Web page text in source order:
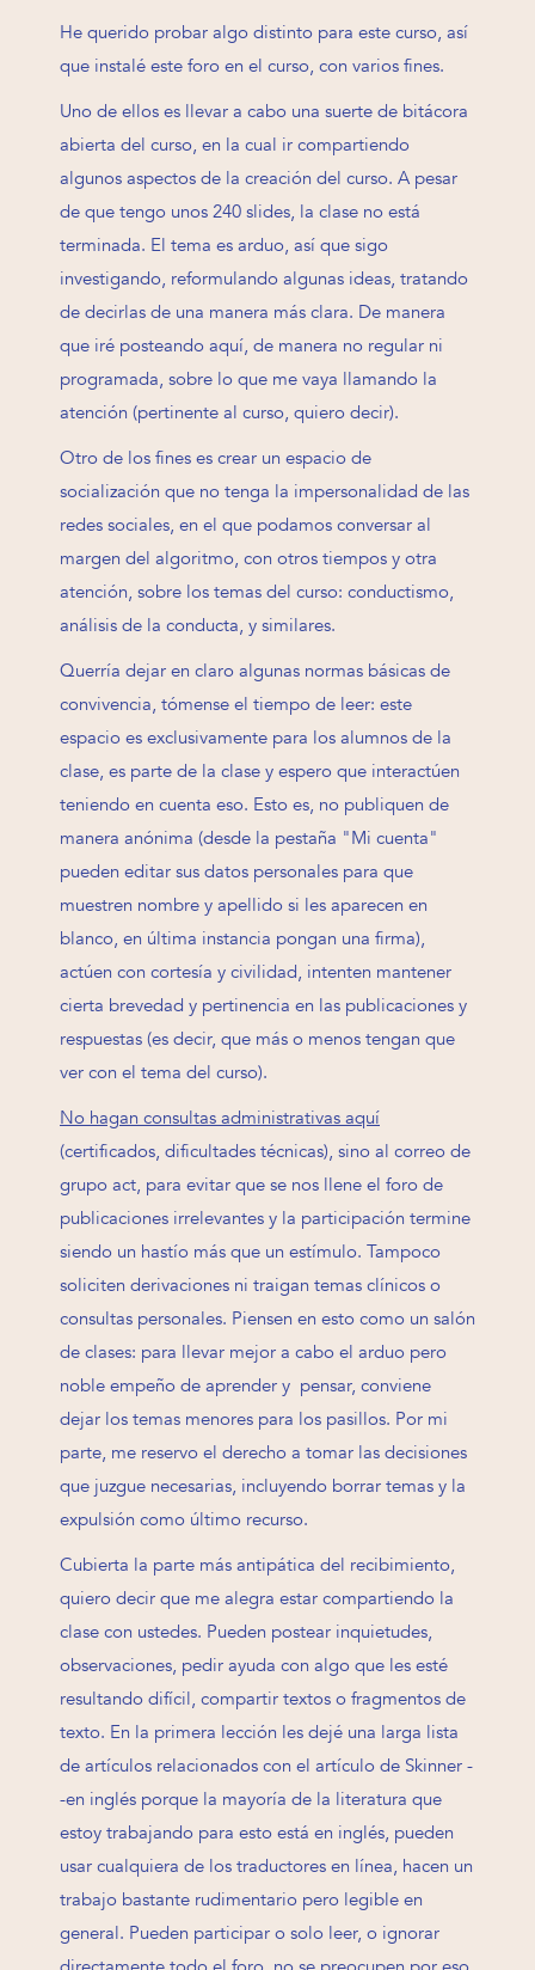
He querido probar algo distinto para este curso, así
que instalé este foro en el curso, con varios fines.
Uno de ellos es llevar a cabo una suerte de bitácora
abierta del curso, en la cual ir compartiendo
algunos aspectos de la creación del curso. A pesar
de que tengo unos 240 slides, la clase no está
terminada. El tema es arduo, así que sigo
investigando, reformulando algunas ideas, tratando
de decirlas de una manera más clara. De manera
que iré posteando aquí, de manera no regular ni
programada, sobre lo que me vaya llamando la
atención (pertinente al curso, quiero decir).
Otro de los fines es crear un espacio de
socialización que no tenga la impersonalidad de las
redes sociales, en el que podamos conversar al
margen del algoritmo, con otros tiempos y otra
atención, sobre los temas del curso: conductismo,
análisis de la conducta, y similares.
Querría dejar en claro algunas normas básicas de
convivencia, tómense el tiempo de leer: este
espacio es exclusivamente para los alumnos de la
clase, es parte de la clase y espero que interactúen
teniendo en cuenta eso. Esto es, no publiquen de
manera anónima (desde la pestaña "Mi cuenta"
pueden editar sus datos personales para que
muestren nombre y apellido si les aparecen en
blanco, en última instancia pongan una firma),
actúen con cortesía y civilidad, intenten mantener
cierta brevedad y pertinencia en las publicaciones y
respuestas (es decir, que más o menos tengan que
ver con el tema del curso).
No hagan consultas administrativas aquí
(certificados, dificultades técnicas), sino al correo de
grupo act, para evitar que se nos llene el foro de
publicaciones irrelevantes y la participación termine
siendo un hastío más que un estímulo. Tampoco
soliciten derivaciones ni traigan temas clínicos o
consultas personales. Piensen en esto como un salón
de clases: para llevar mejor a cabo el arduo pero
noble empeño de aprender y pensar, conviene
dejar los temas menores para los pasillos. Por mi
parte, me reservo el derecho a tomar las decisiones
que juzgue necesarias, incluyendo borrar temas y la
expulsión como último recurso.
Cubierta la parte más antipática del recibimiento,
quiero decir que me alegra estar compartiendo la
clase con ustedes. Pueden postear inquietudes,
observaciones, pedir ayuda con algo que les esté
resultando difícil, compartir textos o fragmentos de
texto. En la primera lección les dejé una larga lista
de artículos relacionados con el artículo de Skinner -
-en inglés porque la mayoría de la literatura que
estoy trabajando para esto está en inglés, pueden
usar cualquiera de los traductores en línea, hacen un
trabajo bastante rudimentario pero legible en
general. Pueden participar o solo leer, o ignorar